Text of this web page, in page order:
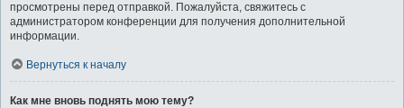
просмотрены перед отправкой. Пожалуйста, свяжитесь с
администратором конференции для получения дополнительной
информации.
Вернуться к началу
Как мне вновь поднять мою тему?